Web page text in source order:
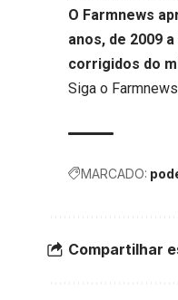
O Farmnews
anos, de 2009 a
corrigidos do
Siga o Farmnews
MARCADO:
Compartilhar